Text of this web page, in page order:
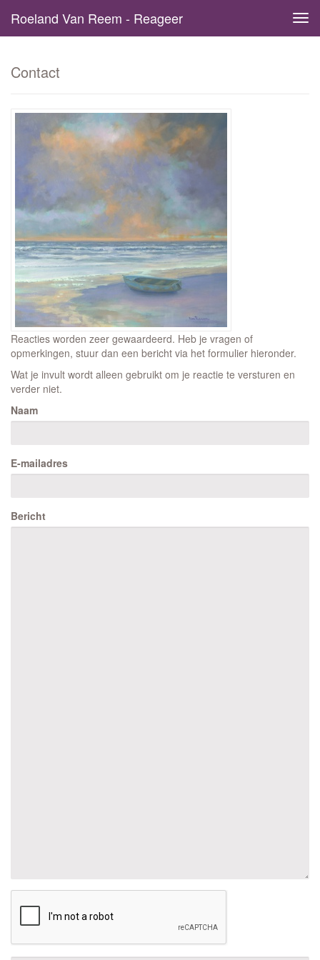
Roeland Van Reem - Reageer
Contact
Reacties worden zeer gewaardeerd. Heb je vragen of
opmerkingen, stuur dan een bericht via het formulier hieronder.
Wat je invult wordt alleen gebruikt om je reactie te versturen en
verder niet.
Naam
E-mailadres
Bericht